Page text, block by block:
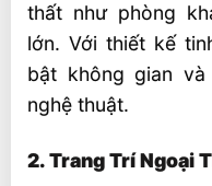
thất như phòng
lớn. Với thiết kế
bật không gian
nghệ thuật.
2. Trang Trí Ngoại